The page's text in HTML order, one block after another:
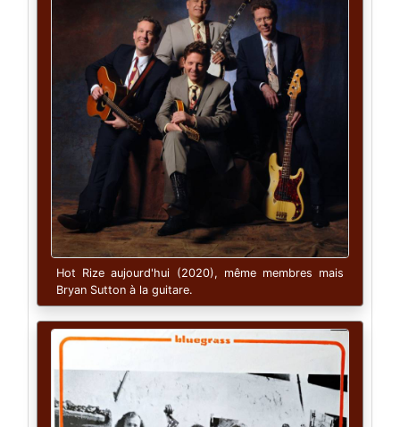
Hot Rize aujourd'hui (2020), même membres mais
Bryan Sutton à la guitare.